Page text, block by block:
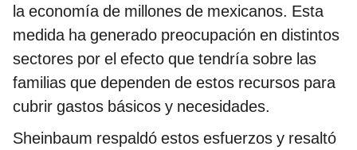
la economía de millones de mexicanos. Esta
medida ha generado preocupación en distintos
sectores por el efecto que tendría sobre las
familias que dependen de estos recursos para
cubrir gastos básicos y necesidades.
Sheinbaum respaldó estos esfuerzos y resaltó